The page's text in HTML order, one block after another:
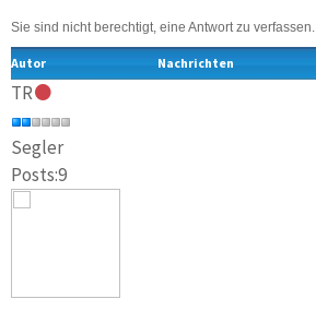
Sie sind nicht berechtigt, eine Antwort zu verfassen.
Autor Nachrichten
TR
Segler
Posts:9